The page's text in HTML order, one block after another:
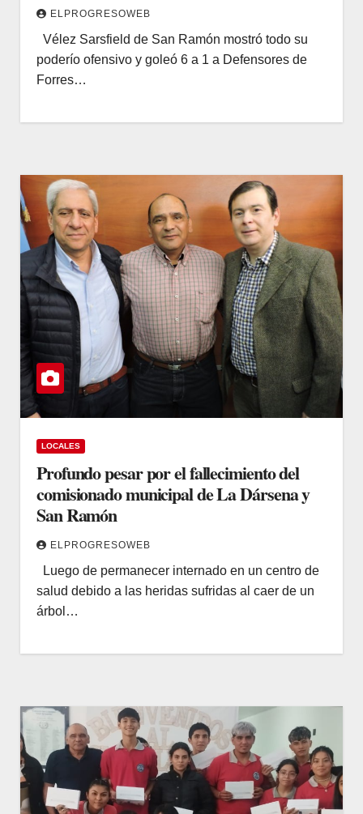
ELPROGRESOWEB
Vélez Sarsfield de San Ramón mostró todo su
poderío ofensivo y goleó 6 a 1 a Defensores de
Forres…
LOCALES
Profundo pesar por el fallecimiento del
comisionado municipal de La Dársena y
San Ramón
ELPROGRESOWEB
Luego de permanecer internado en un centro de
salud debido a las heridas sufridas al caer de un
árbol…